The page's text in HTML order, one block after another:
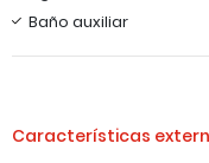
Baño auxiliar
Características